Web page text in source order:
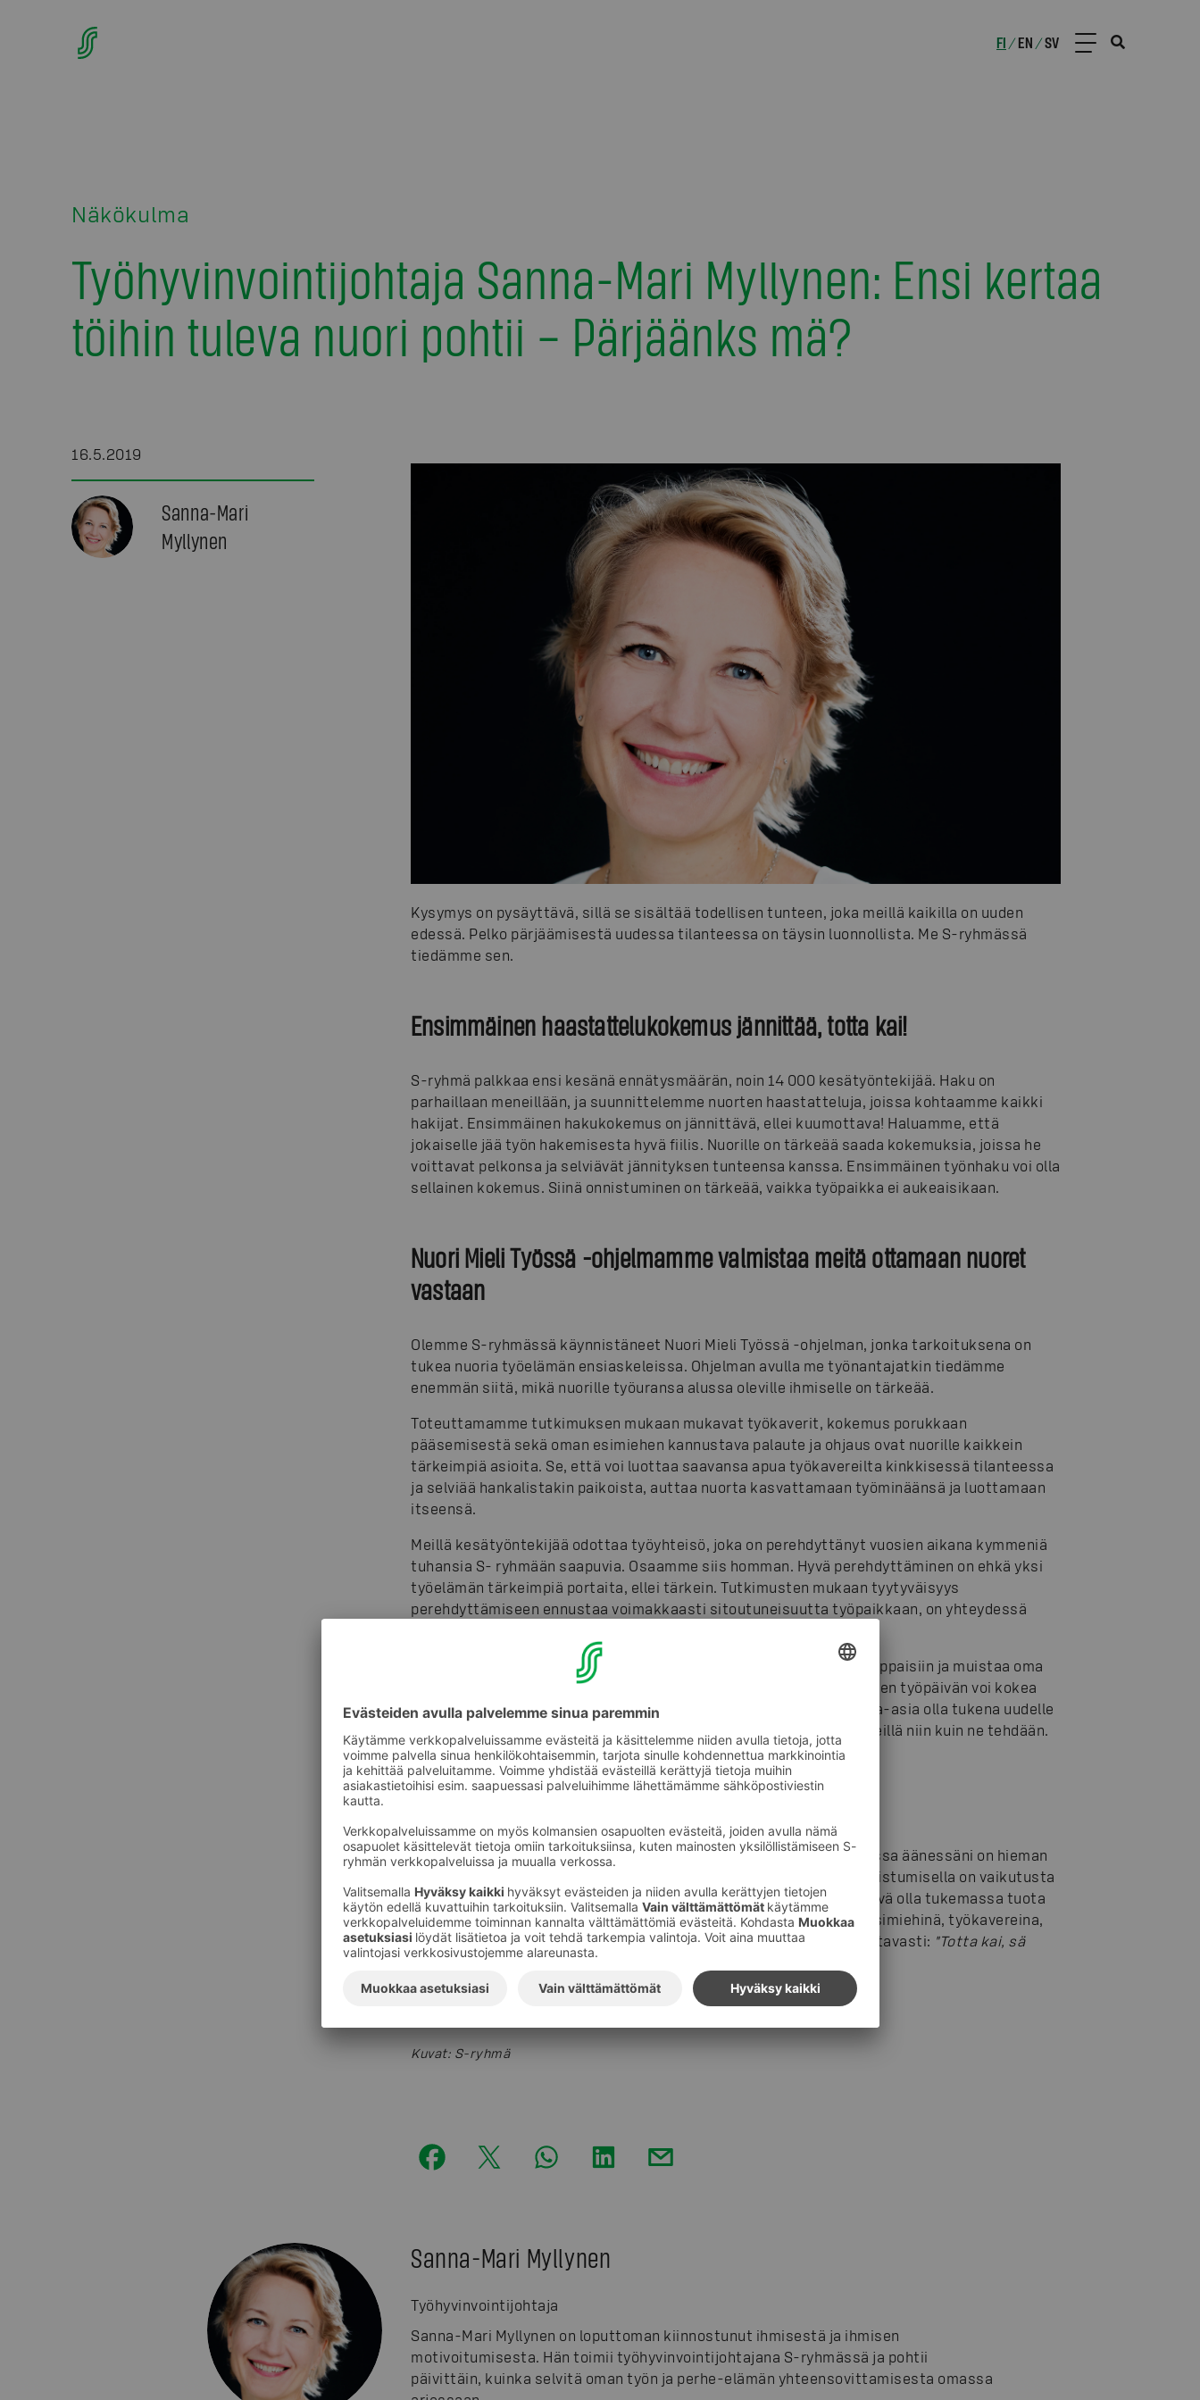
FI /EN /SV
Näkökulma
Työhyvinvointijohtaja Sanna-Mari Myllynen: Ensi kertaa
töihin tuleva nuori pohtii – Pärjäänks mä?
16.5.2019
Sanna-Mari
Myllynen
Kysymys on pysäyttävä, sillä se sisältää todellisen tunteen, joka meillä kaikilla on uuden
edessä. Pelko pärjäämisestä uudessa tilanteessa on täysin luonnollista. Me S-ryhmässä
tiedämme sen.
Ensimmäinen haastattelukokemus jännittää, totta kai!
S-ryhmä palkkaa ensi kesänä ennätysmäärän, noin 14 000 kesätyöntekijää. Haku on
parhaillaan meneillään, ja suunnittelemme nuorten haastatteluja, joissa kohtaamme kaikki
hakijat. Ensimmäinen hakukokemus on jännittävä, ellei kuumottava! Haluamme, että
jokaiselle jää työn hakemisesta hyvä fiilis. Nuorille on tärkeää saada kokemuksia, joissa he
voittavat pelkonsa ja selviävät jännityksen tunteensa kanssa. Ensimmäinen työnhaku voi olla
sellainen kokemus. Siinä onnistuminen on tärkeää, vaikka työpaikka ei aukeaisikaan.
Nuori Mieli Työssä -ohjelmamme valmistaa meitä ottamaan nuoret
vastaan
Olemme S-ryhmässä käynnistäneet Nuori Mieli Työssä -ohjelman, jonka tarkoituksena on
tukea nuoria työelämän ensiaskeleissa. Ohjelman avulla me työnantajatkin tiedämme
enemmän siitä, mikä nuorille työuransa alussa oleville ihmiselle on tärkeää.
Toteuttamamme tutkimuksen mukaan mukavat työkaverit, kokemus porukkaan
pääsemisestä sekä oman esimiehen kannustava palaute ja ohjaus ovat nuorille kaikkein
tärkeimpiä asioita. Se, että voi luottaa saavansa apua työkavereilta kinkkisessä tilanteessa
ja selviää hankalistakin paikoista, auttaa nuorta kasvattamaan työminäänsä ja luottamaan
itseensä.
Meillä kesätyöntekijää odottaa työyhteisö, joka on perehdyttänyt vuosien aikana kymmeniä
tuhansia S- ryhmään saapuvia. Osaamme siis homman. Hyvä perehdyttäminen on ehkä yksi
työelämän tärkeimpiä portaita, ellei tärkein. Tutkimusten mukaan tyytyväisyys
perehdyttämiseen ennustaa voimakkaasti sitoutuneisuutta työpaikkaan, on yhteydessä
Vanhojen konkareiden voi olla vaikea asettua uuden työntekijän saappaisiin ja muistaa oma
ensimmäinen työpäivänsä. Se on kuitenkin tarpeen, sillä ensimmäisen työpäivän voi kokea
vain kerran. Siitä jää varma muistijälki loppuelämäksi. On siis kunnia-asia olla tukena uudelle
työntekijälle ja auttaa häntä ymmärtämään, miksi asiat tehdään meillä niin kuin ne tehdään.
Hyvä työkokemus kantaa läpi elämän
Olemme Suomen suurin kesätyökokemusten tarjoaja. Tässä kohdassa äänessäni on hieman
ylpeyttä. Työelämän aloitus on nuorelle tärkeä nivelvaihe, jonka onnistumisella on vaikutusta
myös myöhempään elämään. On hyvin arvokas ja vastuullinen tehtävä olla tukemassa tuota
tärkeää vaihetta. Toivoisin, että me kaikki valjastamme itsemme esimiehinä, työkavereina,
vanhempina ja asiakkaina katsomaan uusia tulokkaitamme kannustavasti: "Totta kai, sä
pärjäät"
Tervetuloa kesätöihin S-ryhmään!
Kuvat: S-ryhmä
Sanna-Mari Myllynen
Työhyvinvointijohtaja
Sanna-Mari Myllynen on loputtoman kiinnostunut ihmisestä ja ihmisen
motivoitumisesta. Hän toimii työhyvinvointijohtajana S-ryhmässä ja pohtii
päivittäin, kuinka selvitä oman työn ja perhe-elämän yhteensovittamisesta omassa